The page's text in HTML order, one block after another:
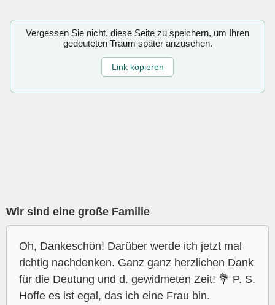
Vergessen Sie nicht, diese Seite zu speichern, um Ihren
gedeuteten Traum später anzusehen.
Link kopieren
Wir sind eine große Familie
Oh, Dankeschön! Darüber werde ich jetzt mal
richtig nachdenken. Ganz ganz herzlichen Dank
für die Deutung und d. gewidmeten Zeit! 💐 P. S.
Hoffe es ist egal, das ich eine Frau bin.